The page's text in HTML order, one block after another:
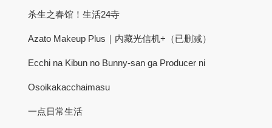
杀生之春馆！生活24寺
Azato Makeup Plus｜内藏光信机+（已删减）
Ecchi na Kibun no Bunny-san ga Producer ni
Osoikakacchaimasu
一点日常生活